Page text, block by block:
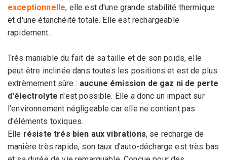
exceptionnelle, elle est d'une grande stabilité thermique
et d'une étanchéité totale. Elle est rechargeable
rapidement.
Très maniable du fait de sa taille et de son poids, elle
peut être inclinée dans toutes les positions et est de plus
extrèmement sûre : aucune émission de gaz ni de perte
d'électrolyte n'est possible. Elle a donc un impact sur
l'environnement négligeable car elle ne contient pas
d'éléments toxiques.
Elle résiste trés bien aux vibrations, se recharge de
manière très rapide, son taux d'auto-décharge esttrès bas